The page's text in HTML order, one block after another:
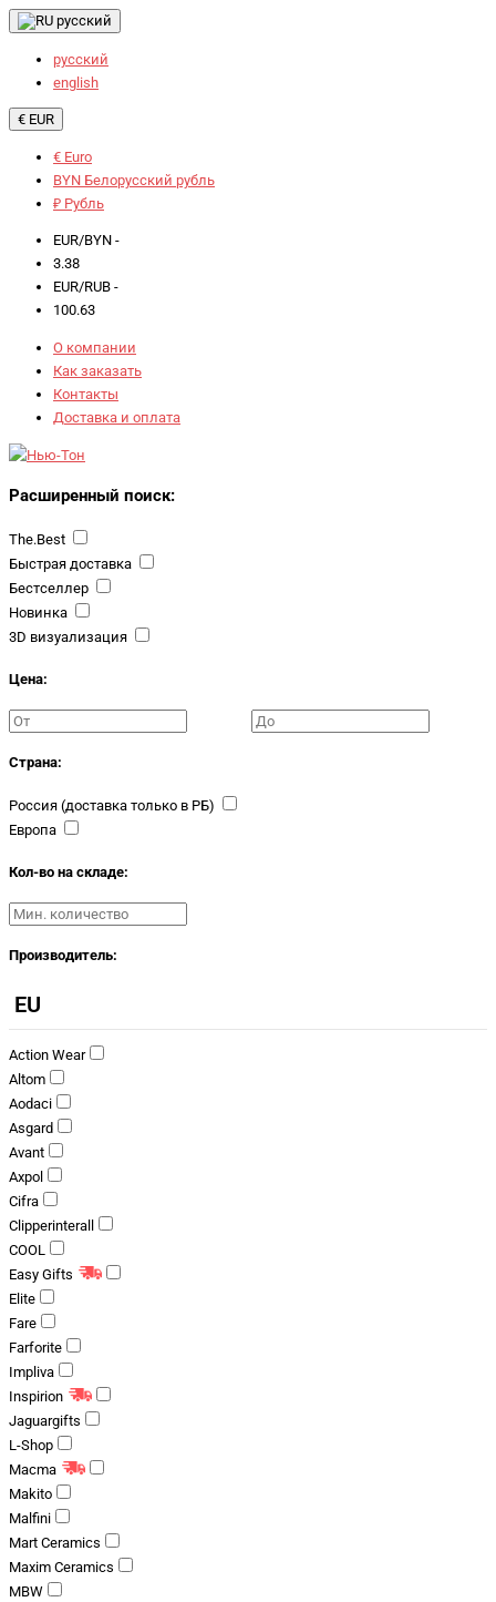
русский
русский
english
€ EUR
€ Euro
BYN Белорусский рубль
₽ Рубль
EUR/BYN -
3.38
EUR/RUB -
100.63
О компании
Как заказать
Контакты
Доставка и оплата
Расширенный поиск:
The.Best
Быстрая доставка
Бестселлер
Новинка
3D визуализация
Цена:
Страна:
Россия (доставка только в РБ)
Европа
Кол-во на складе:
Производитель:
EU
Action Wear
Altom
Aodaci
Asgard
Avant
Axpol
Cifra
Clipperinterall
COOL
Easy Gifts
Elite
Fare
Farforite
Impliva
Inspirion
Jaguargifts
L-Shop
Macma
Makito
Malfini
Mart Ceramics
Maxim Ceramics
MBW